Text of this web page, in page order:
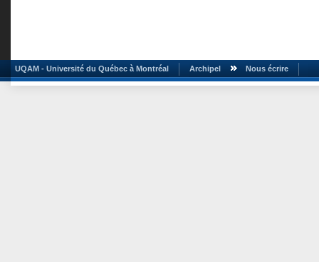
UQAM - Université du Québec à Montréal Archipel Nous écrire